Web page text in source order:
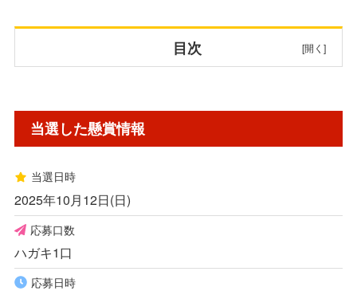
目次
当選した懸賞情報詳細
簡易書留で当選品が到着
関連する懸賞情報
当選した懸賞情報
当選日時
2025年10月12日(日)
応募口数
ハガキ1口
応募日時